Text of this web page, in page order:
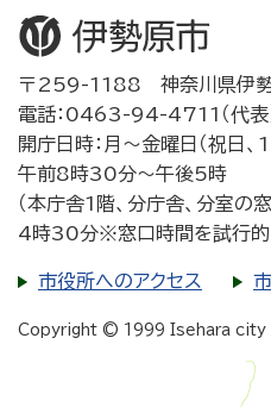
〒259-1188 神奈川県伊
電話：0463-94-4711（代表
開庁日時：月～金曜日（祝日
午前8時30分～午後5時
（本庁舎1階、分庁舎、分室
4時30分※窓口時間を試行的
市役所へのアクセス
Copyright © 1999 Isehara city